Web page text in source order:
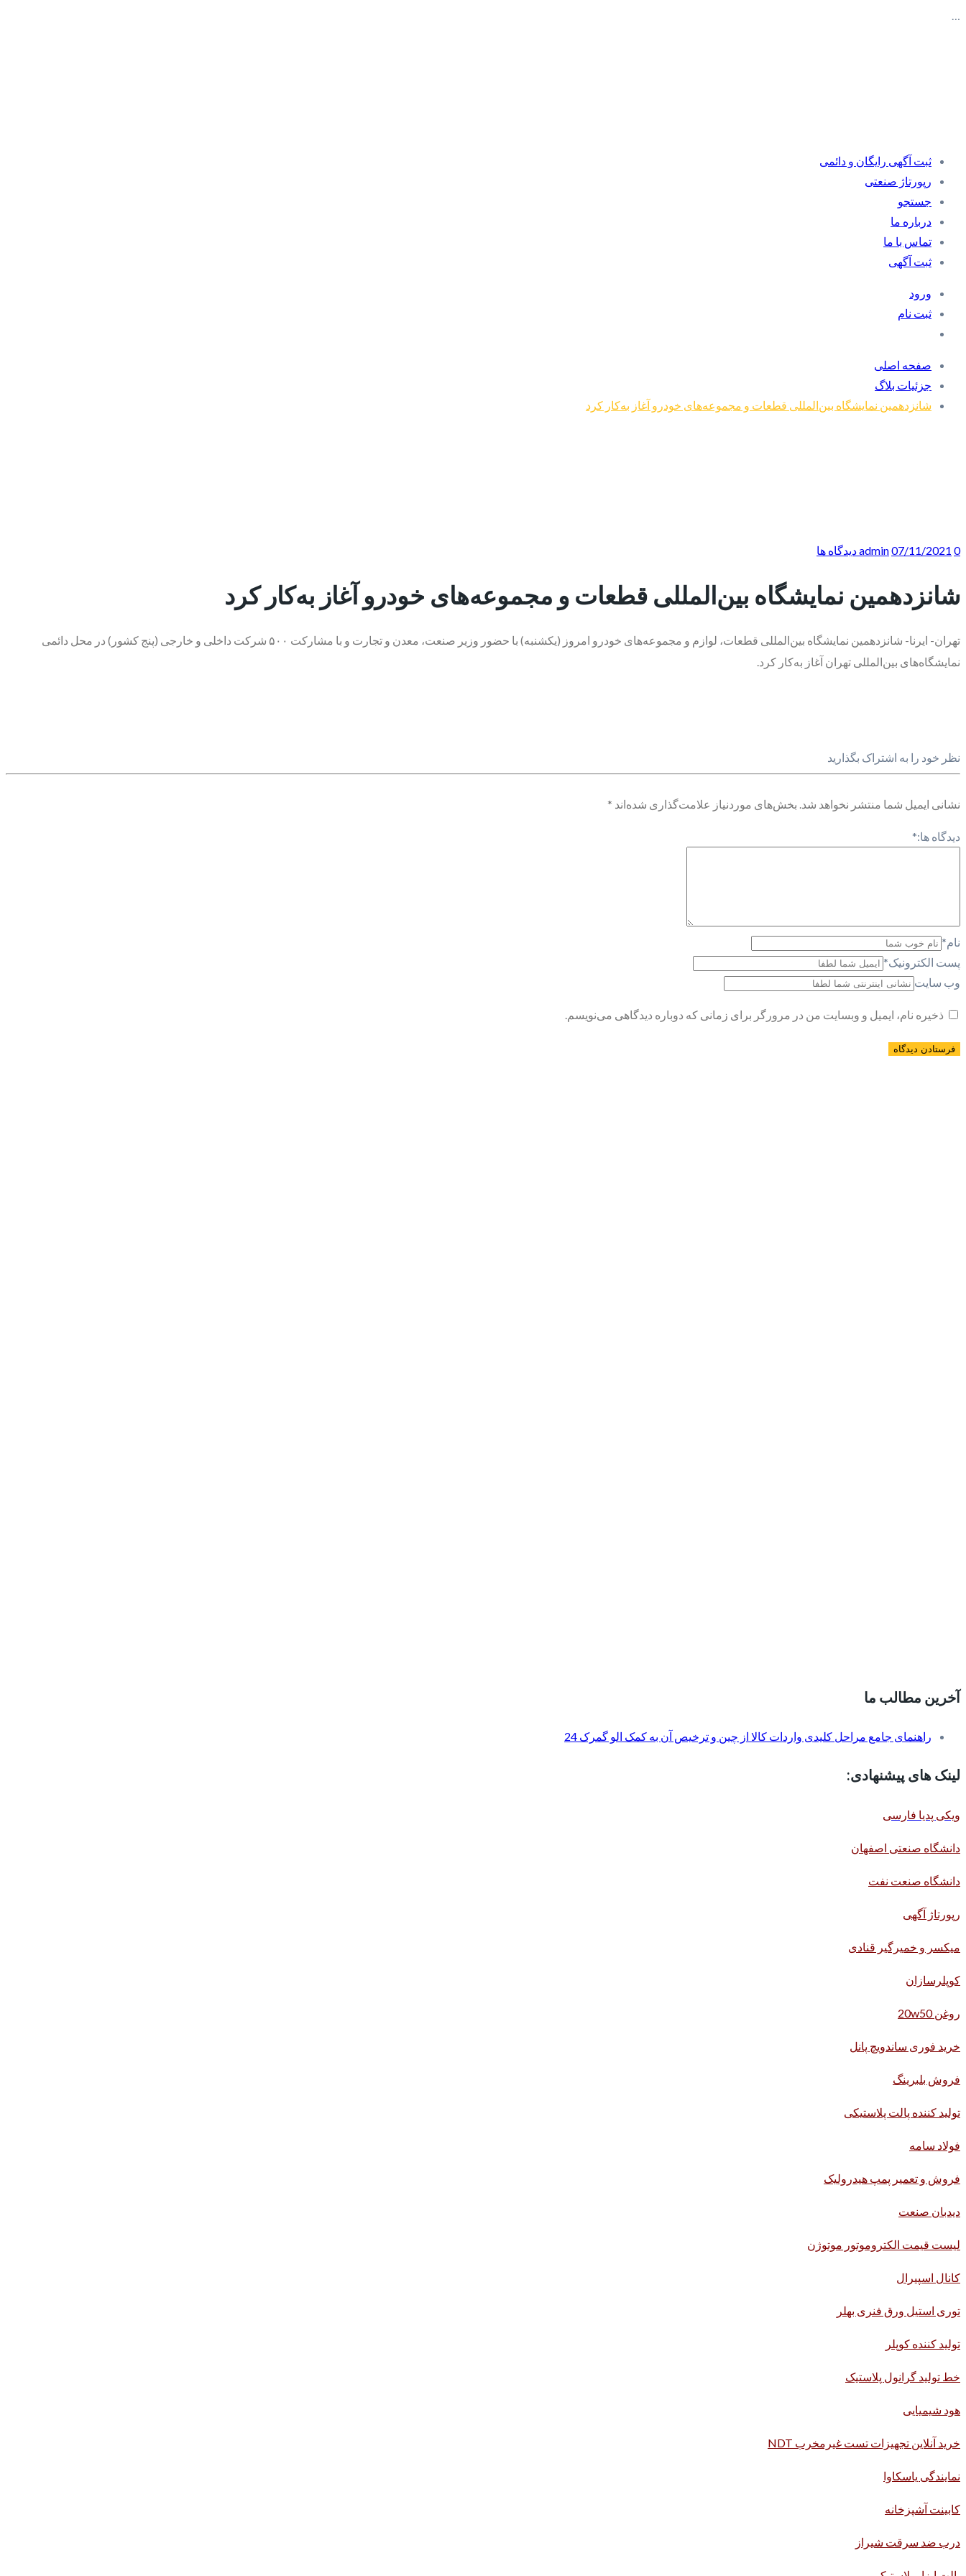
…
ثبت آگهی رایگان و دائمی
رپورتاژ صنعتی
جستجو
درباره ما
تماس با ما
ثبت آگهی
ورود
ثبت نام
صفحه اصلی
جزئیات بلاگ
شانزدهمین نمایشگاه بین‌المللی قطعات و مجموعه‌های خودرو آغاز به‌کار کرد
admin07/11/2021 0 دیدگاه ها
شانزدهمین نمایشگاه بین‌المللی قطعات و مجموعه‌های خودرو آغاز به‌کار کرد
تهران- ایرنا- شانزدهمین نمایشگاه بین‌المللی قطعات، لوازم و مجموعه‌های خودرو امروز (یکشنبه) با حضور وزیر صنعت، معدن و تجارت و با مشارکت ۵۰۰ شرکت داخلی و خارجی (پنج کشور) در محل دائمی
نمایشگاه‌های بین‌المللی تهران آغاز به‌کار کرد.
نظر خود را به اشتراک بگذارید
نشانی ایمیل شما منتشر نخواهد شد. بخش‌های موردنیاز علامت‌گذاری شده‌اند *
دیدگاه ها:*
نام*
پست الکترونیک*
وب سایت
ذخیره نام، ایمیل و وبسایت من در مرورگر برای زمانی که دوباره دیدگاهی می‌نویسم.
آخرین مطالب ما
راهنمای جامع مراحل کلیدی واردات کالا از چین و ترخیص آن به کمک الو گمرک 24
لینک های پیشنهادی:
ویکی پدیا فارسی
دانشگاه صنعتی اصفهان
دانشگاه صنعت نفت
رپورتاژ آگهی
میکسر و خمیرگیر قنادی
کوپلرسازان
روغن 20w50
خرید فوری ساندویچ پانل
فروش بلبرینگ
تولید کننده پالت پلاستیکی
فولاد سامه
فروش و تعمیر پمپ هیدرولیک
دیدبان صنعت
لیست قیمت الکتروموتور موتوژن
کانال اسپیرال
توری استیل ورق فنری بهلر
تولید کننده کوپلر
خط تولید گرانول پلاستیک
هود شیمیایی
خرید آنلاین تجهیزات تست غیرمخرب NDT
نمایندگی یاسکاوا
کابینت آشپزخانه
درب ضد سرقت شیراز